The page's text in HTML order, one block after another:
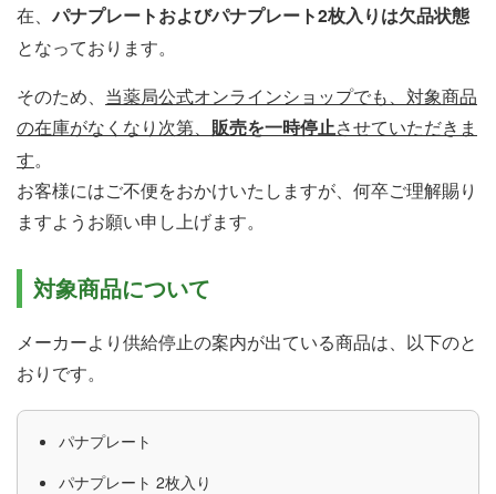
在、パナプレートおよびパナプレート2枚入りは欠品状態
となっております。
そのため、 当薬局公式オンラインショップでも、対象商品
の在庫がなくなり次第、 販売を一時停止させていただきま
す。
お客様にはご不便をおかけいたしますが、何卒ご理解賜り
ますようお願い申し上げます。
対象商品について
メーカーより供給停止の案内が出ている商品は、以下のと
おりです。
パナプレート
パナプレート 2枚入り